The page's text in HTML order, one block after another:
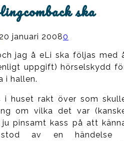
ska
20 januari 20080
jag å eLi ska följas med
uppgift) hörselskydd
i hallen.
i huset rakt över som
om vilka det var
pinsamt kass på att
av en händelse